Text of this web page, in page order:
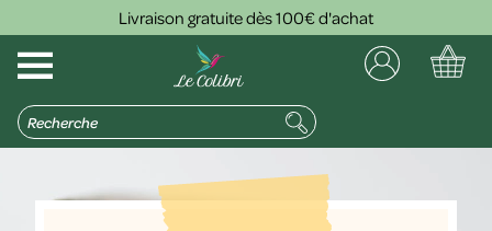
Livraison gratuite dès 100€ d'achat